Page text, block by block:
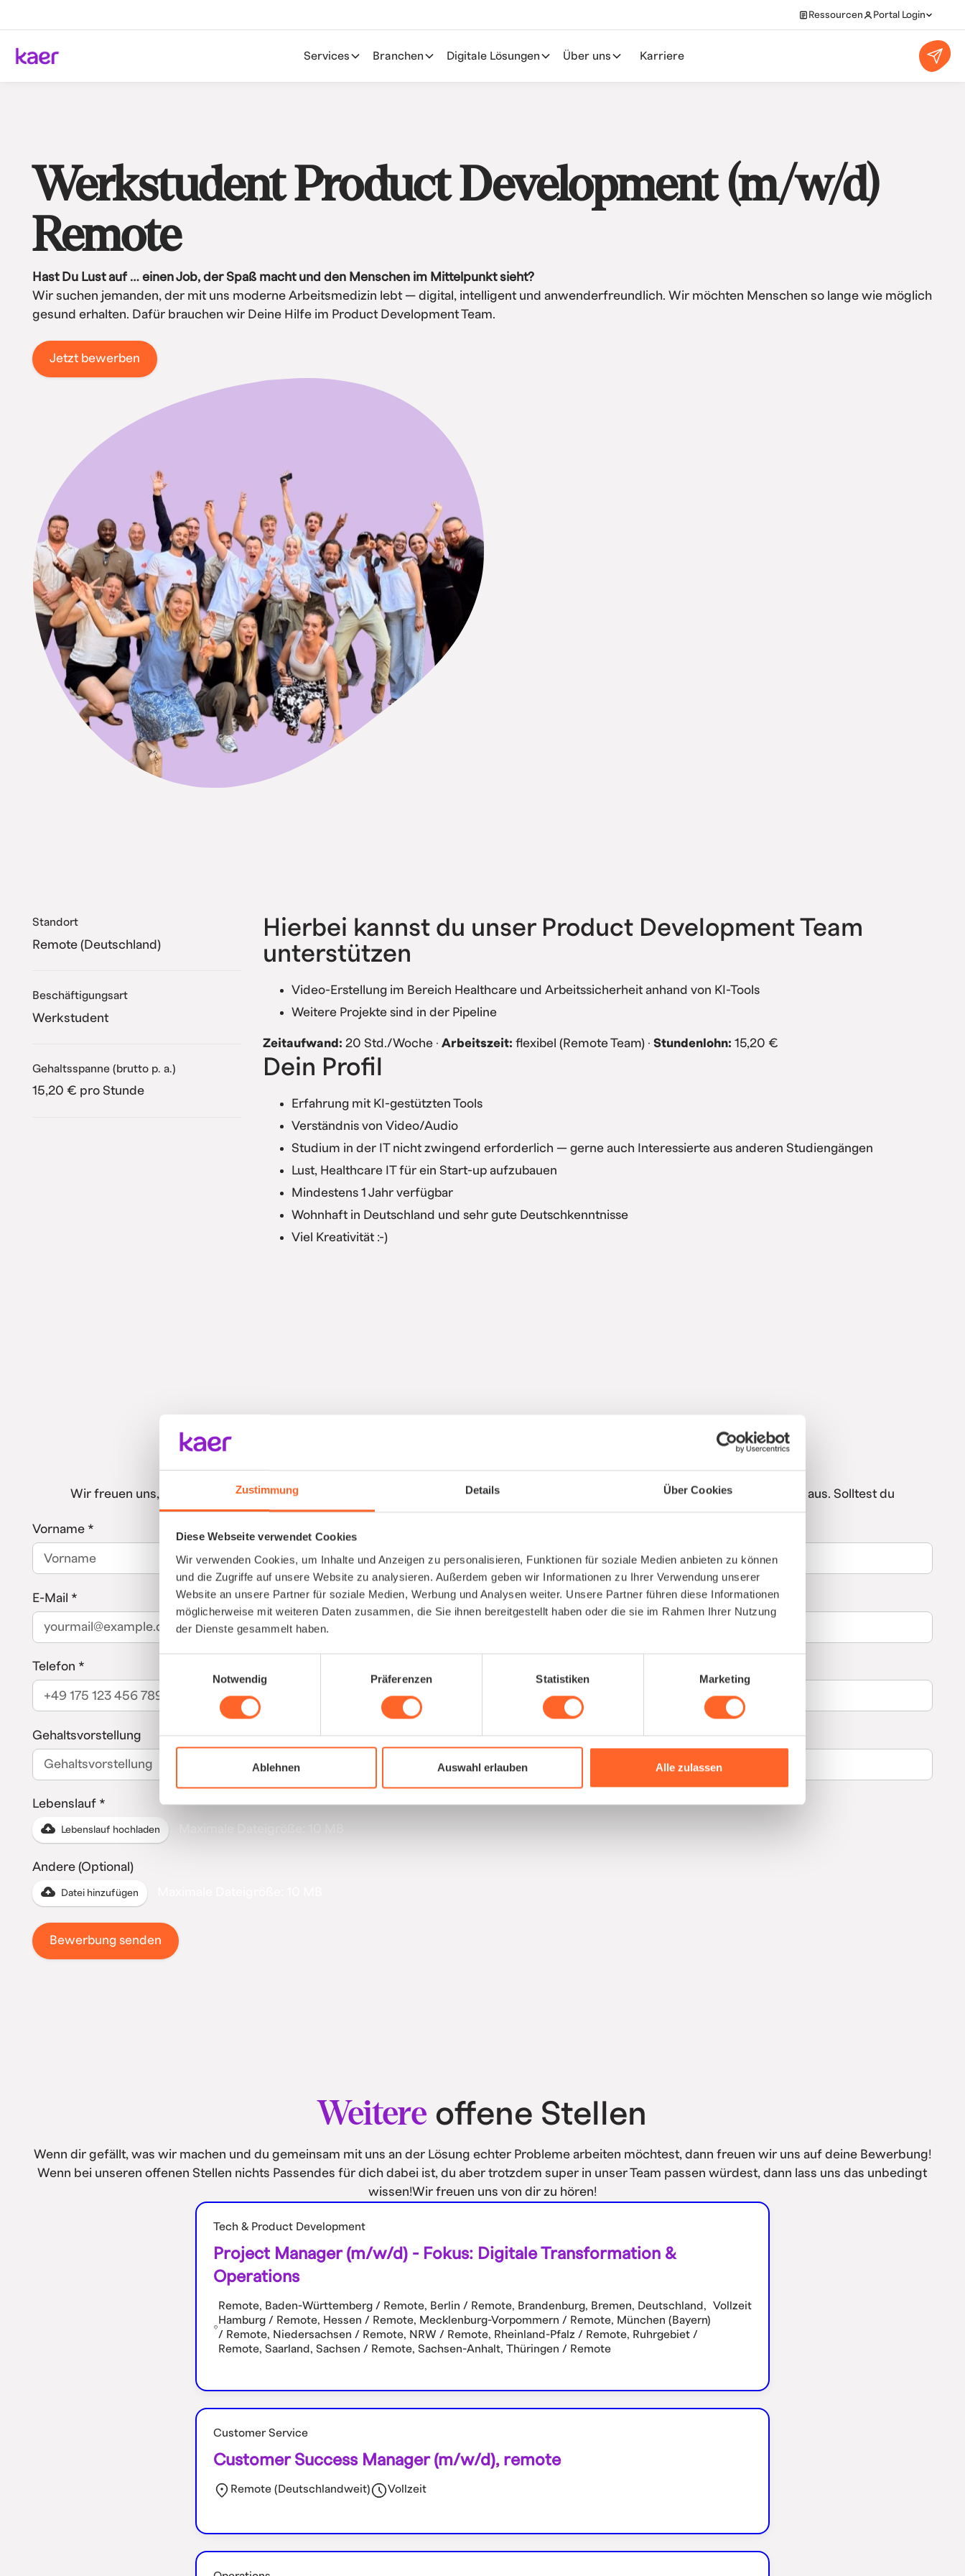
Zustimmung Details Über Cookies
Diese Webseite verwendet Cookies
Wir verwenden Cookies, um Inhalte und Anzeigen zu personalisieren, Funktionen für soziale Medien anbieten zu können
und die Zugriffe auf unsere Website zu analysieren. Außerdem geben wir Informationen zu Ihrer Verwendung unserer
Website an unsere Partner für soziale Medien, Werbung und Analysen weiter. Unsere Partner führen diese Informationen
möglicherweise mit weiteren Daten zusammen, die Sie ihnen bereitgestellt haben oder die sie im Rahmen Ihrer Nutzung
der Dienste gesammelt haben.
Notwendig
Präferenzen Statistiken Marketing
Ablehnen Auswahl erlauben Alle zulassen
Ressourcen Portal Login
Services Branchen Digitale Lösungen Über uns Karriere
Werkstudent Product Development (m/w/d)
Remote
Hast Du Lust auf … einen Job, der Spaß macht und den Menschen im Mittelpunkt sieht?
Wir suchen jemanden, der mit uns moderne Arbeitsmedizin lebt — digital, intelligent und anwenderfreundlich. Wir möchten Menschen so lange wie möglich
gesund erhalten. Dafür brauchen wir Deine Hilfe im Product Development Team.
Jetzt bewerben
Standort
Remote (Deutschland)
Beschäftigungsart
Werkstudent
Gehaltsspanne (brutto p. a.)
15,20 € pro Stunde
Hierbei kannst du unser Product Development Team
unterstützen
Video-Erstellung im Bereich Healthcare und Arbeitssicherheit anhand von KI-Tools
Weitere Projekte sind in der Pipeline
Zeitaufwand: 20 Std./Woche ·Arbeitszeit: flexibel (Remote Team) ·Stundenlohn: 15,20 €
Dein Profil
Erfahrung mit KI-gestützten Tools
Verständnis von Video/Audio
Studium in der IT nicht zwingend erforderlich — gerne auch Interessierte aus anderen Studiengängen
Lust, Healthcare IT für ein Start-up aufzubauen
Mindestens 1 Jahr verfügbar
Wohnhaft in Deutschland und sehr gute Deutschkenntnisse
Viel Kreativität :-)
Wir freuen uns, dass du mehr über das kaer Team und die Aufgabe erfahren möchtest. Bitte fülle die unten stehenden Angaben aus. Solltest du
Schwierigkeiten haben, so wendig dich gerne an admin@kaerhealth.com
Vorname *
E-Mail *
Telefon *
Gehaltsvorstellung LinkedIn
Lebenslauf *
Lebenslauf hochladen
Andere (Optional)
Datei hinzufügen
Weitere offene Stellen
Wenn dir gefällt, was wir machen und du gemeinsam mit uns an der Lösung echter Probleme arbeiten möchtest, dann freuen wir uns auf deine Bewerbung!
Wenn bei unseren offenen Stellen nichts Passendes für dich dabei ist, du aber trotzdem super in unser Team passen würdest, dann lass uns das unbedingt
wissen!Wir freuen uns von dir zu hören!
Tech & Product Development
Project Manager (m/w/d) - Fokus: Digitale Transformation &
Operations
Remote, Baden-Württemberg / Remote, Berlin / Remote, Brandenburg, Bremen, Deutschland,
Hamburg / Remote, Hessen / Remote, Mecklenburg-Vorpommern / Remote, München (Bayern)
/ Remote, Niedersachsen / Remote, NRW / Remote, Rheinland-Pfalz / Remote, Ruhrgebiet /
Remote, Saarland, Sachsen / Remote, Sachsen-Anhalt, Thüringen / Remote
Vollzeit
Customer Service
Customer Success Manager (m/w/d), remote
Remote (Deutschlandweit) Vollzeit